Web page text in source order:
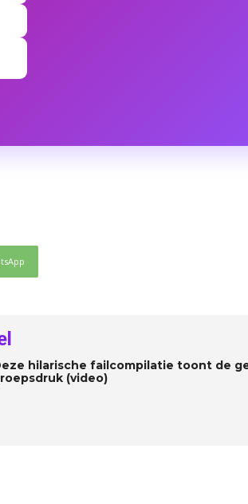
hilarische failcompilatie toont de
(video)